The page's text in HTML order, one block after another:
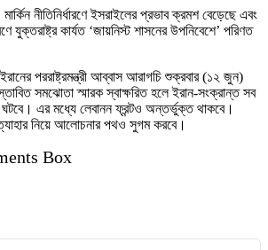
নীতিনির্ধারণে ইসরাইলের প্রভাব ক্রমশ বেড়েছে এবং
যুক্তরাষ্ট্র কার্যত ‘জায়নিস্ট শাসনের উপনিবেশে’ পরিণত
পররাষ্ট্রমন্ত্রী আব্বাস আরাগচি শুক্রবার (১২ জুন)
সমঝোতা স্মারক স্বাক্ষরিত হলে ইরান-সংক্রান্ত সব
এর মধ্যে লেবানন ফ্রন্টও অন্তর্ভুক্ত থাকবে।
নিয়ে আলোচনার পথও সুগম করবে।
Box